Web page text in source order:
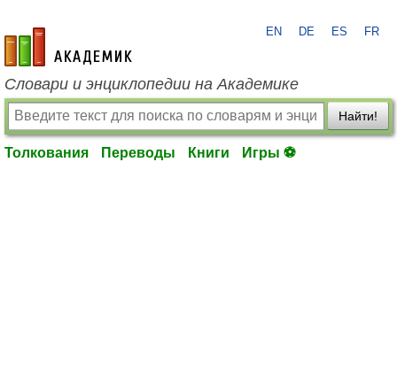
academic.ru
EN DE ES FR
Словари и энциклопедии на Академике
Найти!
Толкования Переводы Книги Игры ⚽